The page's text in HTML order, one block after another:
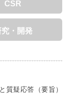
CSR
究・開発
疑応答（要旨）